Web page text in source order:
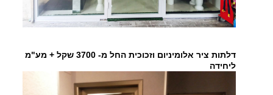
דלתות ציר אלומיניום וזכוכית החל מ- 3700 שקל + מע"מ
ליחידה